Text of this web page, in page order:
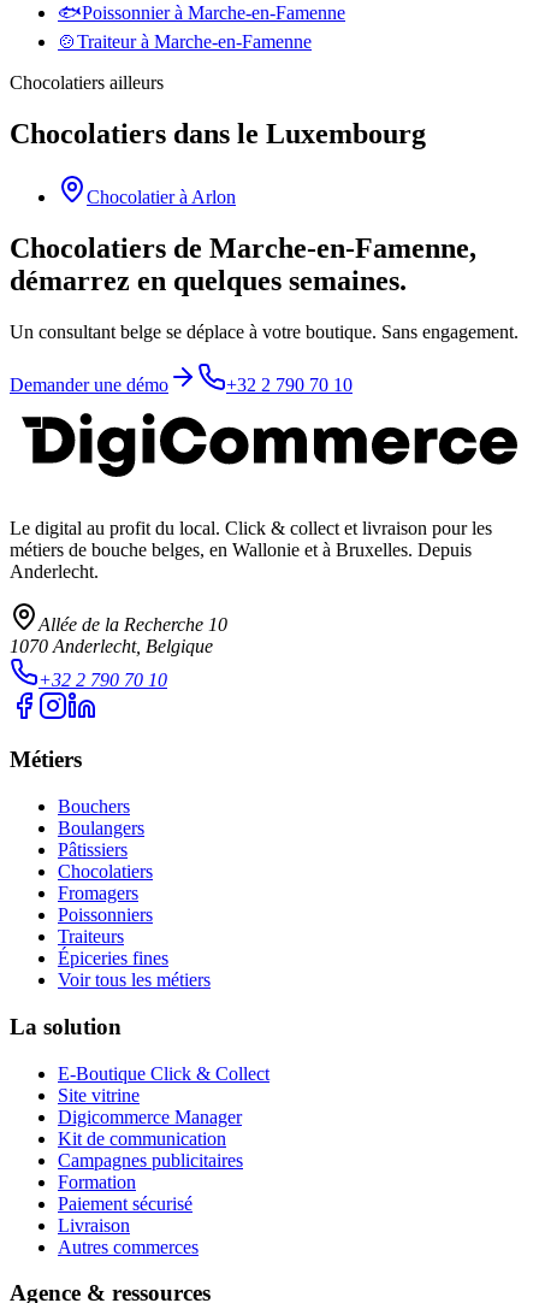
🐟Poissonnierà Marche-en-Famenne
🍲Traiteurà Marche-en-Famenne
Chocolatiers ailleurs
Chocolatiers dans le Luxembourg
Chocolatierà Arlon
Chocolatiers de Marche-en-Famenne,
démarrez en quelques semaines.
Un consultant belge se déplace à votre boutique. Sans engagement.
Demander une démo +32 2 790 70 10
Le digital au profit du local. Click & collect et livraison pour les
métiers de bouche belges, en Wallonie et à Bruxelles. Depuis
Anderlecht.
Allée de la Recherche 10
1070 Anderlecht, Belgique
+32 2 790 70 10
Métiers
Bouchers
Boulangers
Pâtissiers
Chocolatiers
Fromagers
Poissonniers
Traiteurs
Épiceries fines
Voir tous les métiers
La solution
E-Boutique Click & Collect
Site vitrine
Digicommerce Manager
Kit de communication
Campagnes publicitaires
Formation
Paiement sécurisé
Livraison
Autres commerces
Agence & ressources